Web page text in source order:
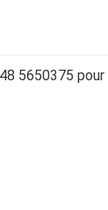
5650375 pour